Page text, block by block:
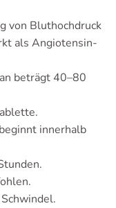
von Bluthochdruck
als Angiotensin-
beträgt 40–80
innerhalb